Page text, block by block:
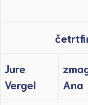
Jure
Vergel
Ana